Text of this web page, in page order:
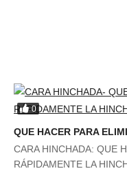
0
QUE HACER PARA
CARA HINCHADA: QUE
RÁPIDAMENTE LA